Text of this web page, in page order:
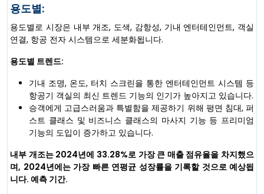
용도별:
용도별로 시장은 내부 개조, 도색, 감항성, 기내 엔터테인먼트, 객실
연결, 항공 전자 시스템으로 세분화됩니다.
용도별 트렌드:
기내 조명, 온도, 터치 스크린을 통한 엔터테인먼트 시스템 등
항공기 객실의 최신 트렌드 기능의 인기가 높아지고 있습니다.
승객에게 고급스러움과 특별함을 제공하기 위해 평면 침대, 퍼
스트 클래스 및 비즈니스 클래스의 마사지 기능 등 프리미엄
기능의 도입이 증가하고 있습니다.
내부 개조는 2024년에 33.28%로 가장 큰 매출 점유율을 차지했으
며, 2024년에는 가장 빠른 연평균 성장률을 기록할 것으로 예상됩
니다. 예측 기간.